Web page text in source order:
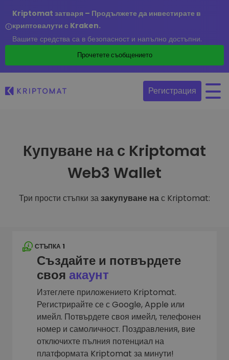
Kriptomat затваря – Продължете да инвестирате в
криптовалути с Kraken.
Вашите средства са в безопасност и напълно достъпни.
Прочетете съобщението
Регистрация
Купуване на с Kriptomat
Web3 Wallet
Три прости стъпки зазакупуване нас Kriptomat:
СТЪПКА 1
Създайте и потвърдете
своя акаунт
Изтеглете приложението Kriptomat.
Регистрирайте се с Google, Apple или
имейл. Потвърдете своя имейл, телефонен
номер и самоличност. Поздравления, вие
отключихте пълния потенциал на
платформата Kriptomat за минути!